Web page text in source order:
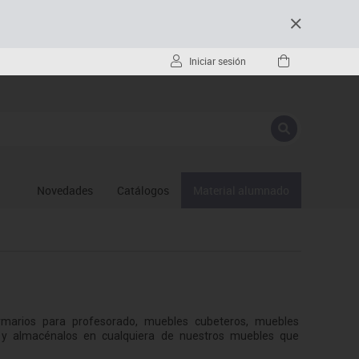
Iniciar sesión
Novedades Catálogos
para profesorado, muebles cubeteros, muebles
almacénalos en cualquiera de nuestros muebles que